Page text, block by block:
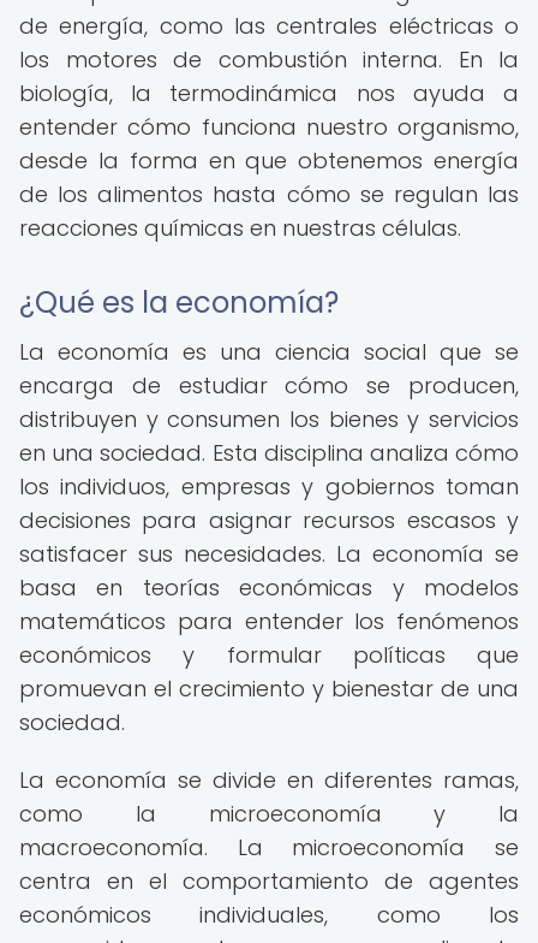
de energía, como las centrales eléctricas o
los motores de combustión interna. En la
biología, la termodinámica nos ayuda a
entender cómo funciona nuestro organismo,
desde la forma en que obtenemos energía
de los alimentos hasta cómo se regulan las
reacciones químicas en nuestras células.
¿Qué es la economía?
La economía es una ciencia social que se
encarga de estudiar cómo se producen,
distribuyen y consumen los bienes y servicios
en una sociedad. Esta disciplina analiza cómo
los individuos, empresas y gobiernos toman
decisiones para asignar recursos escasos y
satisfacer sus necesidades. La economía se
basa en teorías económicas y modelos
matemáticos para entender los fenómenos
económicos y formular políticas que
promuevan el crecimiento y bienestar de una
sociedad.
La economía se divide en diferentes ramas,
como la microeconomía y la
macroeconomía. La microeconomía se
centra en el comportamiento de agentes
económicos individuales, como los